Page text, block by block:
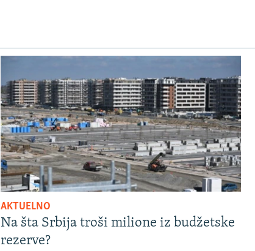
AKTUELNO
Na šta Srbija troši milione iz budžetske
rezerve?